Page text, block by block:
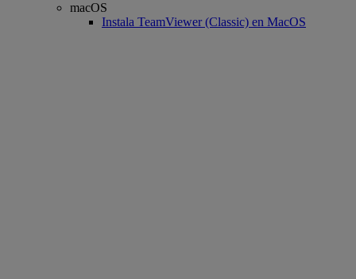
macOS
Instala TeamViewer (Classic) en MacOS